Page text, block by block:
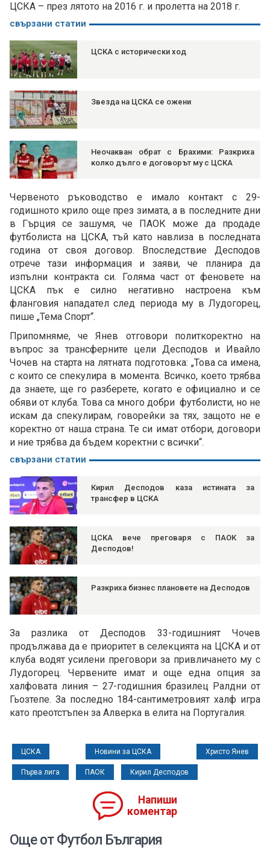
ЦСКА – през лятото на 2016 г. и пролетта на 2018 г.
свързани статии
ЦСКА с исторически ход
Звезда на ЦСКА се ожени
Неочакван обрат с Брахими: Разкриха
колко дълго е договорът му с ЦСКА
Червеното ръководство е имало контакт с 29-
годишното крило още през зимата, а в последните дни
в Гърция се зашумя, че ПАОК може да продаде
футболиста на ЦСКА, тъй като навлиза в последната
година от своя договор. Впоследствие Десподов
отрече тази информация и заяви, че планира да
изпълни контракта си. Голяма част от феновете на
ЦСКА пък е силно негативно настроена към
фланговия нападател след периода му в Лудогорец,
пише „Тема Спорт“.
Припомняме, че Янев отговори политкоректно на
въпрос за трансферните цели Десподов и Ивайло
Чочев на старта на лятната подготовка: „Това са имена,
с които се спекулира в момента. Всичко, което трябва
да знаете, ще го разберете, когато е официално и се
обяви от клуба. Това са много добри футболисти, но не
искам да спекулирам, говорейки за тях, защото не е
коректно от наша страна. Те си имат отбори, договори
и ние трябва да бъдем коректни с всички“.
свързани статии
Кирил Десподов каза истината за
трансфер в ЦСКА
ЦСКА вече преговаря с ПАОК за
Десподов!
Разкриха бизнес плановете на Десподов
За разлика от Десподов 33-годишният Чочев
продължава да е приоритет в селекцията на ЦСКА и от
клуба водят усилени преговори за привличането му с
Лудогорец. Червените имат и още една опция за
халфовата линия – 27-годишния бразилец Ралдни от
Гьозтепе. За последно 184-сантиметровият халф игра
като преотстъпен за Алверка в елита на Португалия.
ЦСКА Новини за ЦСКА Христо Янев
Първа лига ПАОК Кирил Десподов
Напиши
коментар
Още от Футбол България